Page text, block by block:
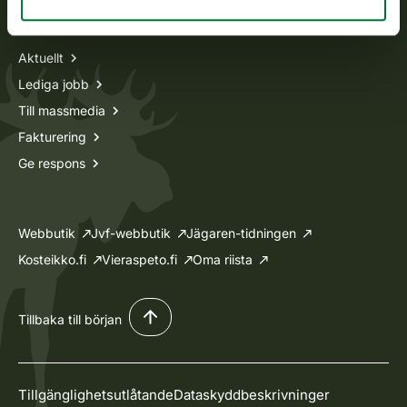
Information om oss
Aktuellt
Lediga jobb
Till massmedia
Fakturering
Ge respons
Webbutik Jvf-webbutik
Jägaren-tidningen
Kosteikko.fi
Vieraspeto.fi Oma riista
Tillbaka till början
TillgänglighetsutlåtandeDataskyddbeskrivninger